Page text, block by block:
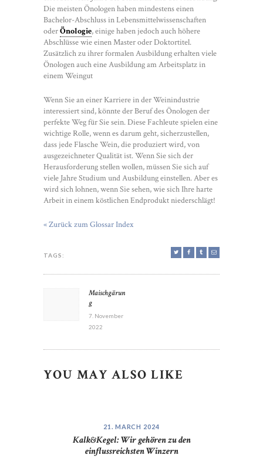
Die meisten Önologen haben mindestens einen
Bachelor-Abschluss in Lebensmittelwissenschaften
oderÖnologie, einige haben jedoch auch höhere
Abschlüsse wie einen Master oder Doktortitel.
Zusätzlich zu ihrer formalen Ausbildung erhalten viele
Önologen auch eine Ausbildung am Arbeitsplatz in
einem Weingut
Wenn Sie an einer Karriere in der Weinindustrie
interessiert sind, könnte der Beruf des Önologen der
perfekte Weg für Sie sein. Diese Fachleute spielen eine
wichtige Rolle, wenn es darum geht, sicherzustellen,
dass jede Flasche Wein, die produziert wird, von
ausgezeichneter Qualität ist. Wenn Sie sich der
Herausforderung stellen wollen, müssen Sie sich auf
viele Jahre Studium und Ausbildung einstellen. Aber es
wird sich lohnen, wenn Sie sehen, wie sich Ihre harte
Arbeit in einem köstlichen Endprodukt niederschlägt!
« Zurück zum Glossar Index
TAGS:
NAVIGATION
Previous
post:
Maischgärun
g
7. November
2022
YOU MAY ALSO LIKE
21. MARCH 2024
Kalk&Kegel: Wir gehören zu den
einflussreichsten Winzern